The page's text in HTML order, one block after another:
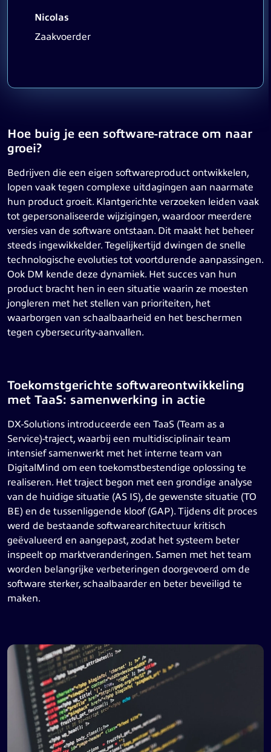
Nicolas
Zaakvoerder
Hoe buig je een software-ratrace om naar
groei?
Bedrijven die een eigen softwareproduct ontwikkelen,
lopen vaak tegen complexe uitdagingen aan naarmate
hun product groeit. Klantgerichte verzoeken leiden vaak
tot gepersonaliseerde wijzigingen, waardoor meerdere
versies van de software ontstaan. Dit maakt het beheer
steeds ingewikkelder. Tegelijkertijd dwingen de snelle
technologische evoluties tot voortdurende aanpassingen.
Ook DM kende deze dynamiek. Het succes van hun
product bracht hen in een situatie waarin ze moesten
jongleren met het stellen van prioriteiten, het
waarborgen van schaalbaarheid en het beschermen
tegen cybersecurity-aanvallen.
Toekomstgerichte softwareontwikkeling
met TaaS: samenwerking in actie
DX-Solutions introduceerde een TaaS (Team as a
Service)-traject, waarbij een multidisciplinair team
intensief samenwerkt met het interne team van
DigitalMind om een toekomstbestendige oplossing te
realiseren. Het traject begon met een grondige analyse
van de huidige situatie (AS IS), de gewenste situatie (TO
BE) en de tussenliggende kloof (GAP). Tijdens dit proces
werd de bestaande softwarearchitectuur kritisch
geëvalueerd en aangepast, zodat het systeem beter
inspeelt op marktveranderingen. Samen met het team
worden belangrijke verbeteringen doorgevoerd om de
software sterker, schaalbaarder en beter beveiligd te
maken.